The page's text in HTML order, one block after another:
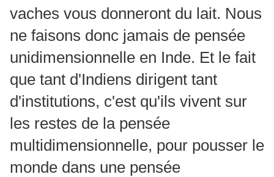
vaches vous donneront du lait. Nous
ne faisons donc jamais de pensée
unidimensionnelle en Inde. Et le fait
que tant d'Indiens dirigent tant
d'institutions, c'est qu'ils vivent sur
les restes de la pensée
multidimensionnelle, pour pousser le
monde dans une pensée